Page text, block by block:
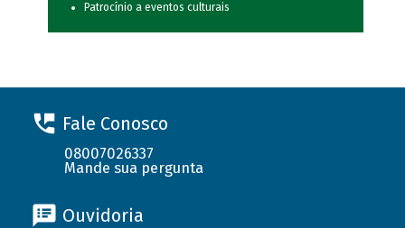
Patrocínio a eventos culturais
Fale Conosco
08007026337
Mande sua pergunta
Ouvidoria